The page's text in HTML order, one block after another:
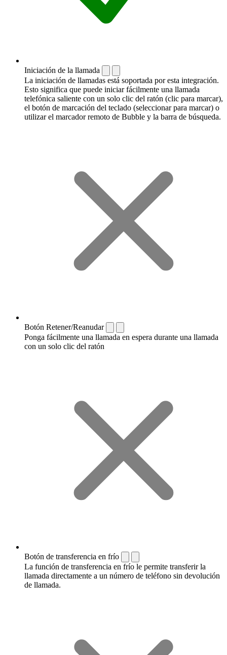
Iniciación de la llamada
La iniciación de llamadas está soportada por esta integración.
Esto significa que puede iniciar fácilmente una llamada
telefónica saliente con un solo clic del ratón (clic para marcar),
el botón de marcación del teclado (seleccionar para marcar) o
utilizar el marcador remoto de Bubble y la barra de búsqueda.
Botón Retener/Reanudar
Ponga fácilmente una llamada en espera durante una llamada
con un solo clic del ratón
Botón de transferencia en frío
La función de transferencia en frío le permite transferir la
llamada directamente a un número de teléfono sin devolución
de llamada.